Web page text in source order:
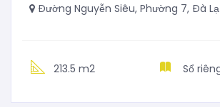
Đường Nguyễn Siêu, Phường 7, Đà Lạt, Lâm
213.5 m2 Sổ